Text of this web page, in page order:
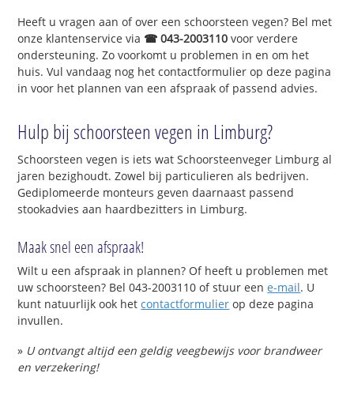
Heeft u vragen aan of over een schoorsteen vegen? Bel met
onze klantenservice via ☎ 043-2003110 voor verdere
ondersteuning. Zo voorkomt u problemen in en om het
huis. Vul vandaag nog het contactformulier op deze pagina
in voor het plannen van een afspraak of passend advies.
Hulp bij schoorsteen vegen in Limburg?
Schoorsteen vegen is iets wat Schoorsteenveger Limburg al
jaren bezighoudt. Zowel bij particulieren als bedrijven.
Gediplomeerde monteurs geven daarnaast passend
stookadvies aan haardbezitters in Limburg.
Maak snel een afspraak!
Wilt u een afspraak in plannen? Of heeft u problemen met
uw schoorsteen? Bel 043-2003110 of stuur eene-mail. U
kunt natuurlijk ook hetcontactformulier op deze pagina
invullen.
» U ontvangt altijd een geldig veegbewijs voor brandweer
en verzekering!